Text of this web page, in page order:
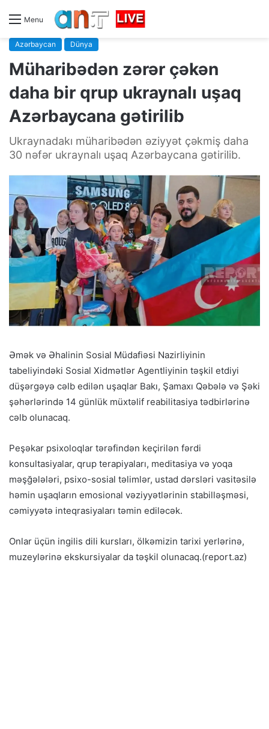
Menu
Azərbaycan Dünya
Müharibədən zərər çəkən
daha bir qrup ukraynalı uşaq
Azərbaycana gətirilib
Ukraynadakı müharibədən əziyyət çəkmiş daha
30 nəfər ukraynalı uşaq Azərbaycana gətirilib.
Əmək və Əhalinin Sosial Müdafiəsi Nazirliyinin
tabeliyindəki Sosial Xidmətlər Agentliyinin təşkil etdiyi
düşərgəyə cəlb edilən uşaqlar Bakı, Şamaxı Qəbələ və Şəki
şəhərlərində 14 günlük müxtəlif reabilitasiya tədbirlərinə
cəlb olunacaq.
Peşəkar psixoloqlar tərəfindən keçirilən fərdi
konsultasiyalar, qrup terapiyaları, meditasiya və yoqa
məşğələləri, psixo-sosial təlimlər, ustad dərsləri vasitəsilə
həmin uşaqların emosional vəziyyətlərinin stabilləşməsi,
cəmiyyətə inteqrasiyaları təmin ediləcək.
Onlar üçün ingilis dili kursları, ölkəmizin tarixi yerlərinə,
muzeylərinə ekskursiyalar da təşkil olunacaq.(report.az)